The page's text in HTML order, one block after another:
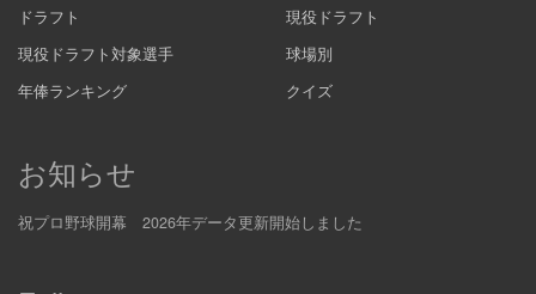
ドラフト
現役ドラフト
現役ドラフト対象選手
球場別
年俸ランキング
クイズ
お知らせ
祝プロ野球開幕 2026年データ更新開始しました